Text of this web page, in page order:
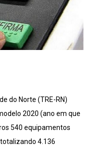
do Norte (TRE-RN)
2020 (ano em que
540 equipamentos
4.136